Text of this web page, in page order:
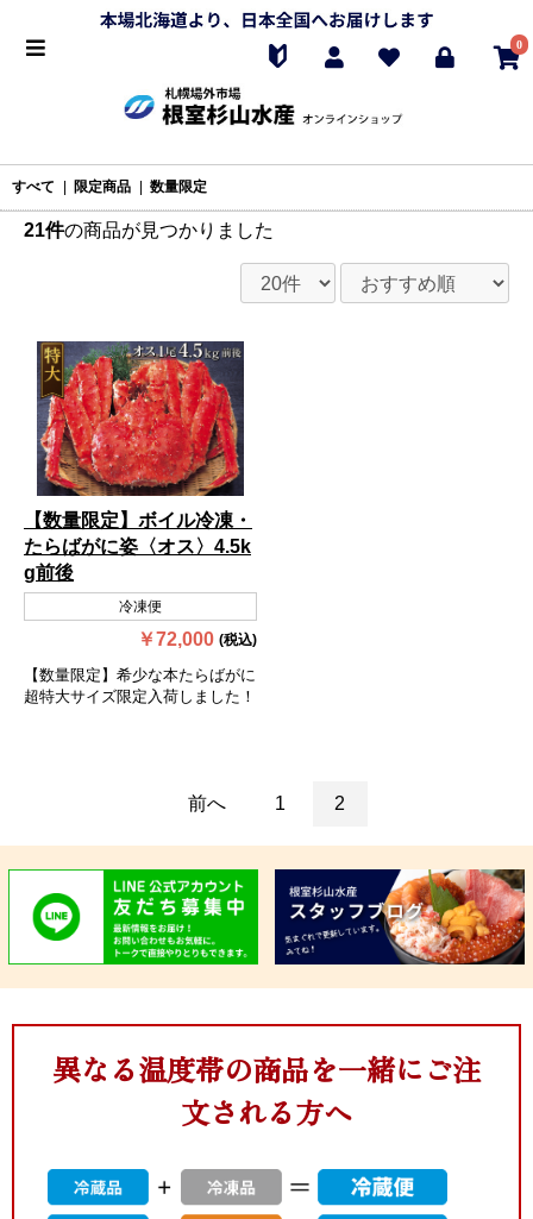
0
すべて 限定商品 数量限定
21件の商品が見つかりました
【数量限定】ボイル冷凍・
たらばがに姿〈オス〉4.5k
g前後
冷凍便
￥72,000 (税込)
【数量限定】希少な本たらばがに
超特大サイズ限定入荷しました！
前へ 1 2
異なる温度帯の商品を一緒にご注
文される方へ